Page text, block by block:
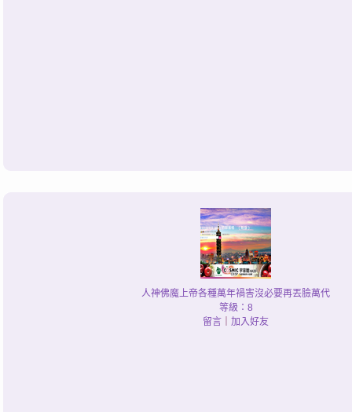
人神佛魔上帝各種萬年禍害沒必要再丟臉萬代
等級：8
留言
加入好友